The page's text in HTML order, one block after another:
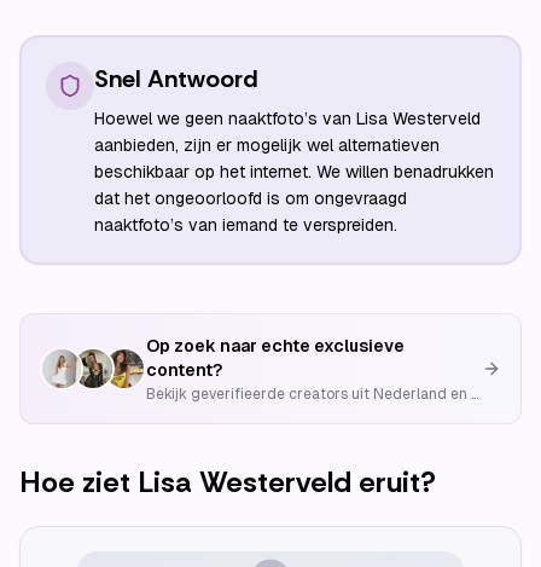
Snel Antwoord
Hoewel we geen naaktfoto’s van Lisa Westerveld
aanbieden, zijn er mogelijk wel alternatieven
beschikbaar op het internet. We willen benadrukken
dat het ongeoorloofd is om ongevraagd
naaktfoto’s van iemand te verspreiden.
Op zoek naar echte exclusieve
content?
Bekijk geverifieerde creators uit Nederland en België
Hoe ziet Lisa Westerveld eruit?